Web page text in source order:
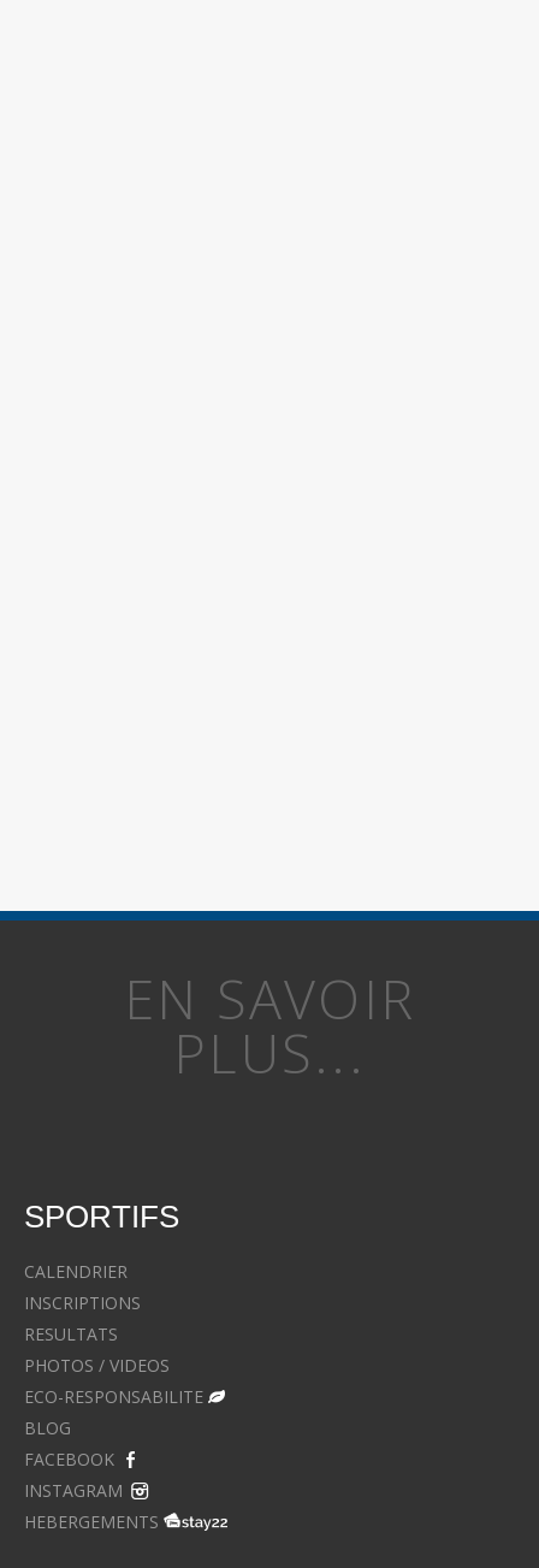
EN SAVOIR
PLUS...
SPORTIFS
CALENDRIER
INSCRIPTIONS
RESULTATS
PHOTOS / VIDEOS
ECO-RESPONSABILITE
BLOG
FACEBOOK
INSTAGRAM
HEBERGEMENTS